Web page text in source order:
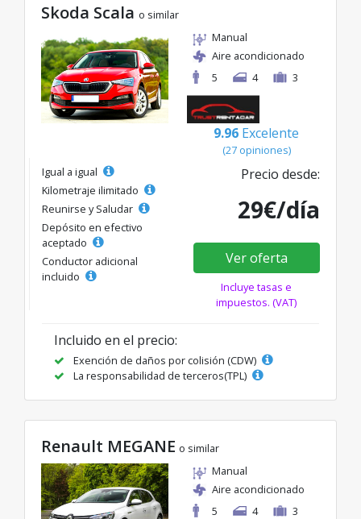
Skoda Scala o similar
Manual
Aire acondicionado
5
4 3
9.96 Excelente
(27 opiniones)
Igual a igual
Kilometraje ilimitado
Reunirse y Saludar
Depósito en efectivo
aceptado
Conductor adicional
incluido
Precio desde:
29€/día
Ver oferta
Incluye tasas e
impuestos. (VAT)
Incluido en el precio:
Exención de daños por colisión (CDW)
La responsabilidad de terceros(TPL)
Renault MEGANE o similar
Manual
Aire acondicionado
5
4 3